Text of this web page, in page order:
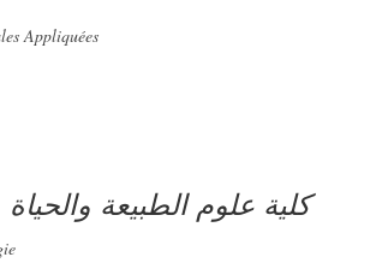
Appliquées
كلية علوم الطبيعة والحياة